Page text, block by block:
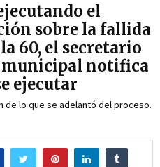
el
sobre la fallida
60, el secretario
notifica
ejecutar
de lo que se adelantó del proceso.